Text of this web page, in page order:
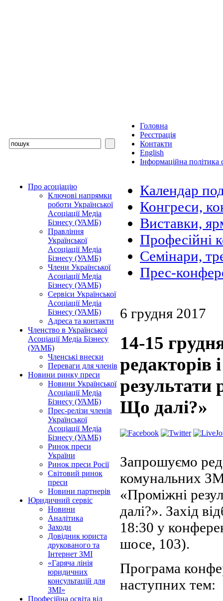
Головна
Реєстрація
Контакти
English
Інформаційна політика
Про асоціацію
Ключові напрямки
роботи Української
Асоціації Медіа
Бізнесу (УАМБ)
Правління
Української
Асоціації Медіа
Бізнесу (УАМБ)
Члени Української
Асоціації Медіа
Бізнесу (УАМБ)
Сервіси Української
Асоціації Медіа
Бізнесу (УАМБ)
Адреса та контакти
Членство в Української
Асоціації Медіа Бізнесу
(УАМБ)
Членські внески
Переваги для членів
Новини ринку преси
Новини Української
Асоціації Медіа
Бізнесу (УАМБ)
Прес-релізи членів
Української
Асоціації Медіа
Бізнесу (УАМБ)
Ринок преси
України
Ринок преси Росії
Світовий ринок
преси
Новини партнерів
Юридичний сервіс
Новини
Аналітика
Заходи
Довідник юриста
друкованого та
Інтернет ЗМІ
«Гаряча лінія
юридичних
консультацій для
ЗМІ»
Професійна освіта від
Календар
Конгреси,
Виставки,
Професійні
Семінари,
Прес-
6 грудня 2017
14-15
редакторів
Що далі?»
Запрошуємо
комунальних
«Проміжні
далі?». Захід
18:30 у
шосе, 103).
Програма
наступних тем: